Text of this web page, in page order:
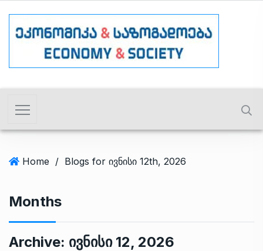
Home / Blogs for ივნისი 12th, 2026
Months
Archive: Ივნისი 12, 2026